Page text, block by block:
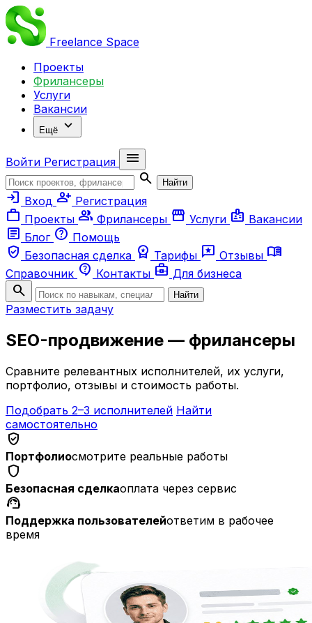
Freelance Space
Проекты
Фрилансеры
Услуги
Вакансии
Ещё expand_more
Войти Регистрация
menu
search
Найти
login Вход person_add Регистрация
work Проекты group Фрилансеры storefront Услуги badge Вакансии
article Блог help Помощь
verified_user Безопасная сделка workspace_premium Тарифы reviews Отзывы menu_book
Справочник contact_support Контакты business_center Для бизнеса
search Найти
Разместить задачу
SEO-продвижение — фрилансеры
Сравните релевантных исполнителей, их услуги,
портфолио, отзывы и стоимость работы.
Подобрать 2–3 исполнителей Найти
самостоятельно
verified_user
Портфолиосмотрите реальные работы
shield
Безопасная сделкаоплата через сервис
support_agent
Поддержка пользователейответим в рабочее
время